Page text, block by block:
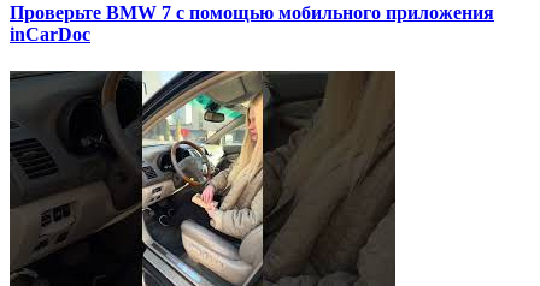
Проверьте BMW 7 с помощью мобильного приложения
inCarDoc